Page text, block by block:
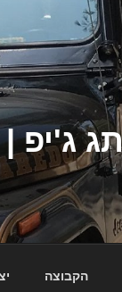
הקבוצה